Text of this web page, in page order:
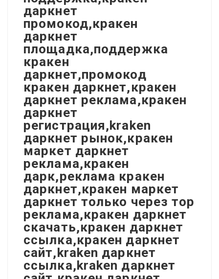
даркнет
промокод,кракен
даркнет
площадка,поддержка
кракен
даркнет,промокод
кракен даркнет,кракен
даркнет реклама,кракен
даркнет
регистрация,kraken
даркнет рынок,кракен
маркет даркнет
реклама,кракен
дарк,реклама кракен
даркнет,кракен маркет
даркнет только через тор
реклама,кракен даркнет
скачать,кракен даркнет
ссылка,кракен даркнет
сайт,kraken даркнет
ссылка,kraken даркнет